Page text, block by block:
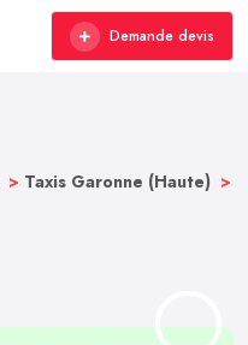
Demande devis
> Taxis Garonne (Haute) >